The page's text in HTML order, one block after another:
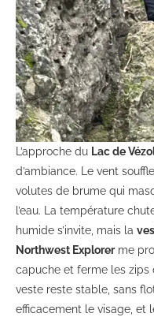
L’approche du Lac de
d’ambiance. Le vent
volutes de brume qui
l’eau. La température
humide s’invite, mais la
Northwest Explorerme
capuche et ferme les zips
veste reste stable, sans
efficacement le visage, et